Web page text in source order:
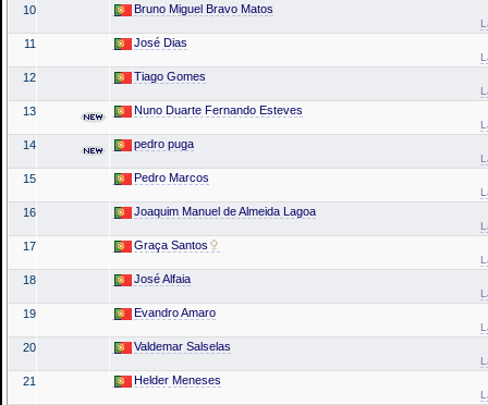
10 Bruno Miguel Bravo Matos
11 José Dias
12 Tiago Gomes
13 Nuno Duarte Fernando Esteves
14 pedro puga
15 Pedro Marcos
16 Joaquim Manuel de Almeida Lagoa
17 Graça Santos
18 José Alfaia
19 Evandro Amaro
20 Valdemar Salselas
21 Helder Meneses